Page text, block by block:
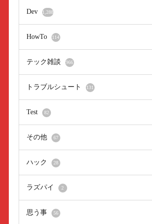
Dev 1,288
HowTo 114
テック雑談 966
トラブルシュート 131
Test 82
その他 67
ハック 28
ラズパイ 2
思う事 56